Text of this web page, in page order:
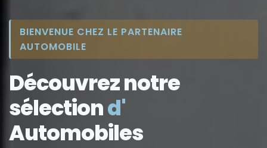
BIENVENUE CHEZ LE PARTENAIRE
AUTOMOBILE
Découvrez notre
sélectiond'
Automobiles